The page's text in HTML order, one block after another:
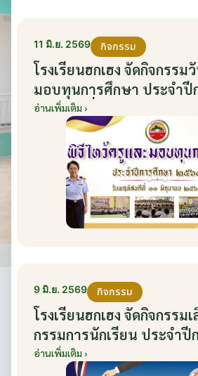
11 มิ.ย. 2569 กิจกรรม
โรงเรียนฮกเฮง จัดกิจกรร
มอบทุนการศึกษา ประจำปี
2569 วันที่ 11 มิถุนายน 2569
อ่านเพิ่มเติม ›
9 มิ.ย. 2569 กิจกรรม
โรงเรียนฮกเฮง จัดกิจกรรม
กรรมการนักเรียน ประจำปี
2569 ส่งเสริมประชาธิปไตย
อ่านเพิ่มเติม ›